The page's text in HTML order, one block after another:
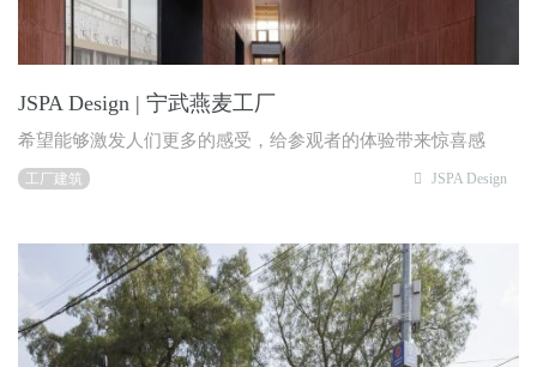
JSPA Design | 宁武燕麦工厂
希望能够激发人们更多的感受，给参观者的体验带来惊喜感
工厂建筑 JSPA Design